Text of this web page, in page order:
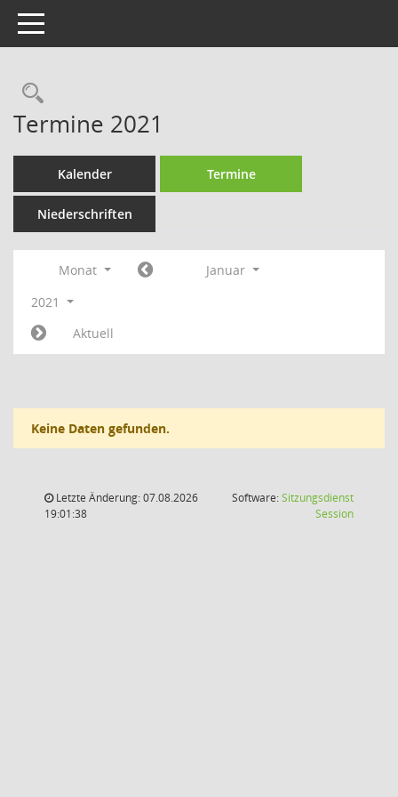
Toggle navigation
Rechercheauswahl
Termine 2021
Kalender Termine
Niederschriften
Monat
Januar
2021
Aktuell
Keine Daten gefunden.
Letzte Änderung: 07.08.2026
19:01:38
Software:Sitzungsdienst
Session(Wird in